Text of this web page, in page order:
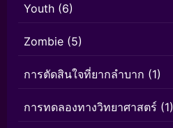
Youth (6)
Zombie (5)
การตัดสินใจที่ยากลำบาก (1)
การทดลองทางวิทยาศาสตร์ (1)